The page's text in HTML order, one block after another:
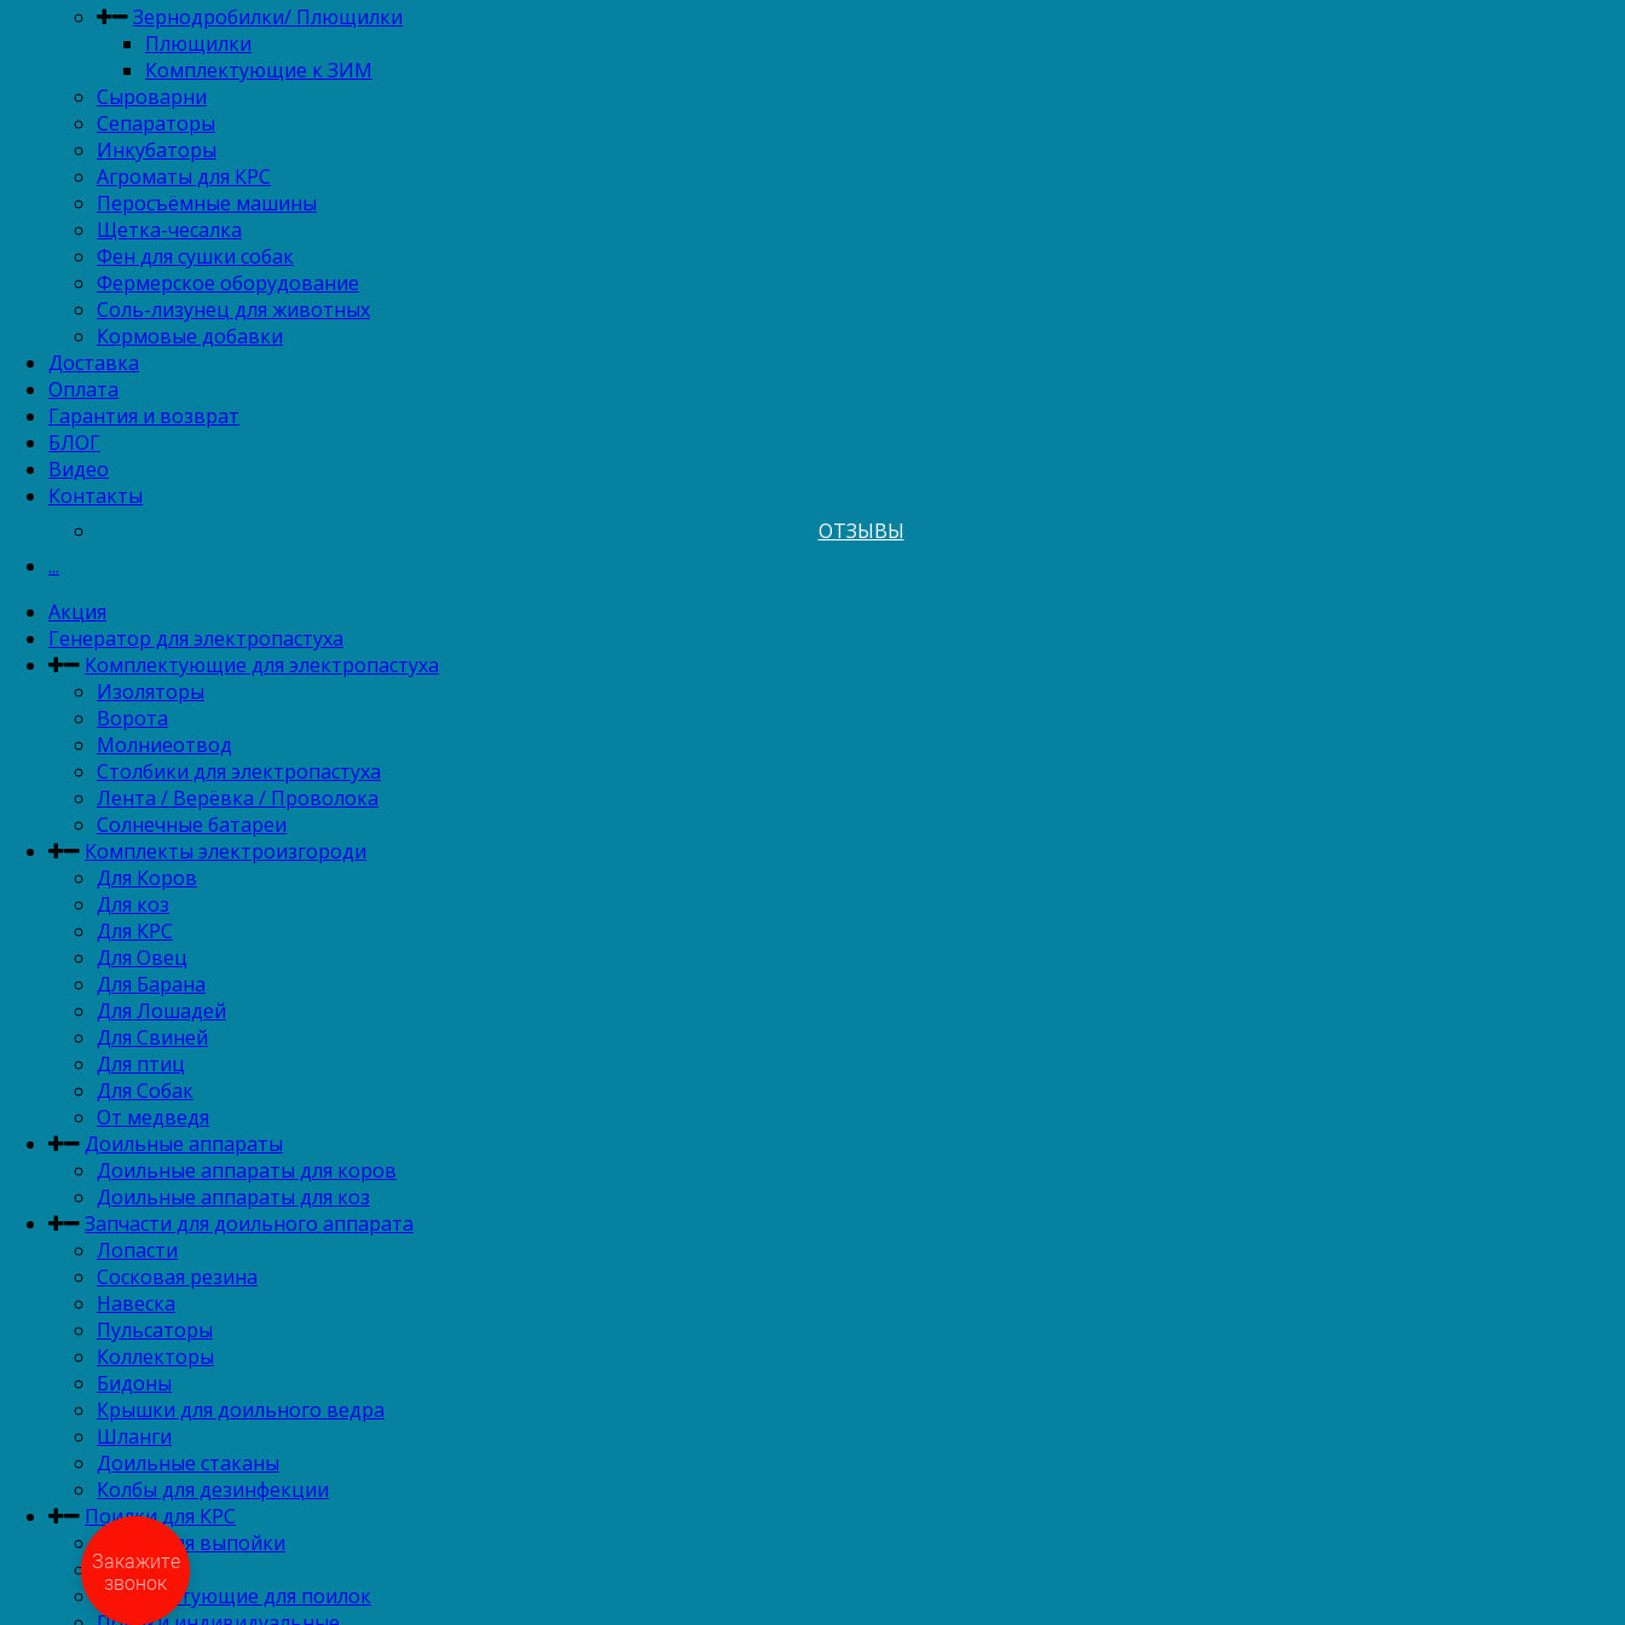
Зернодробилки/ Плющилки
Плющилки
Комплектующие к ЗИМ
Сыроварни
Сепараторы
Инкубаторы
Агроматы для КРС
Перосъёмные машины
Щетка-чесалка
Фен для сушки собак
Фермерское оборудование
Соль-лизунец для животных
Кормовые добавки
Доставка
Оплата
Гарантия и возврат
БЛОГ
Видео
Контакты
ОТЗЫВЫ
...
Акция
Генератор для электропастуха
Комплектующие для электропастуха
Изоляторы
Ворота
Молниеотвод
Столбики для электропастуха
Лента / Верёвка / Проволока
Солнечные батареи
Комплекты электроизгороди
Для Коров
Для коз
Для КРС
Для Овец
Для Барана
Для Лошадей
Для Свиней
Для птиц
Для Собак
От медведя
Доильные аппараты
Доильные аппараты для коров
Доильные аппараты для коз
Запчасти для доильного аппарата
Лопасти
Сосковая резина
Навеска
Пульсаторы
Коллекторы
Бидоны
Крышки для доильного ведра
Шланги
Доильные стаканы
Колбы для дезинфекции
Поилки для КРС
Ведро для выпойки
Соски
Комплектующие для поилок
Закажите
звонок